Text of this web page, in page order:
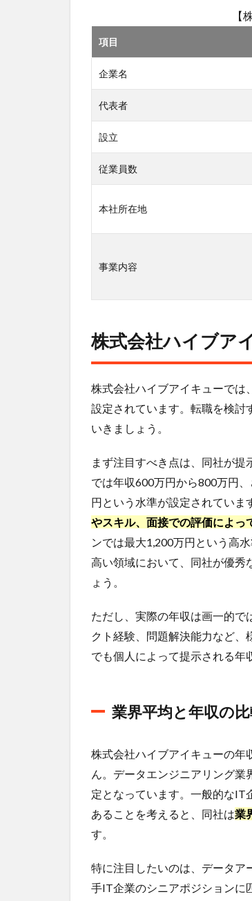
会
社
ハ
イ
ブ
ア
イ
ュ
ー
中
採
の
採用
プロ
セス
細
3.2
求人
の傾
向と
必要
スキ
ル
4
株式
会社
ハイ
イキ
ュー
の転
職・
の選
考結
ら見
る難
他企
業と
【
項目
企業名
代表者
設立
従業員数
本社所在地
事業内容
株式会社ハイブア
株式会社ハイブアイキューでは
設定されています。転職を検討
いきましょう。
まず注目すべき点は、同社が
では年収600万円から800万円
円という水準が設定されてい
やスキル、面接での評価によっ
ンでは最大1,200万円という高
高い領域において、同社が優秀
ょう。
ただし、実際の年収は画一的で
クト経験、問題解決能力など
でも個人によって提示される年
業界平均と年収の
株式会社ハイブアイキューの年
ん。データエンジニアリング
定となっています。一般的なIT
あることを考えると、同社は業
す。
特に注目したいのは、データア
手IT企業のシニアポジションに